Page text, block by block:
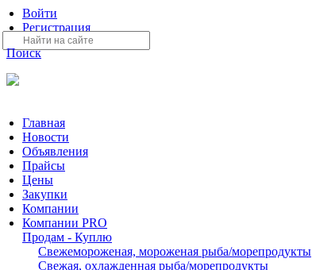
Войти
Регистрация
Поиск
Главная
Новости
Объявления
Прайсы
Цены
Закупки
Компании
Компании PRO
Продам - Куплю
Свежемороженая, мороженая рыба/морепродукты
Свежая, охлажденная рыба/морепродукты